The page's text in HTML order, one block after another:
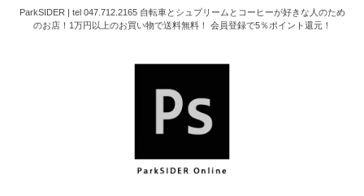
ParkSIDER | tel 047.712.2165 自転車とシュプリームとコーヒーが好きな人のため
のお店！1万円以上のお買い物で送料無料！ 会員登録で5％ポイント還元！